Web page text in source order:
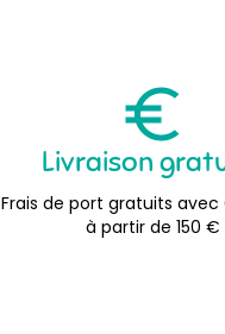
Livraison
Frais de port gratuits avec
à partir de 150 €